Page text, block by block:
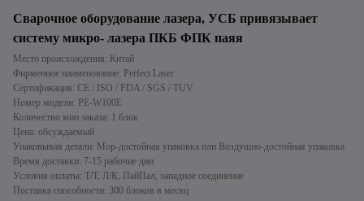
Сварочное оборудование лазера, УСБ привязывает
систему микро- лазера ПКБ ФПК паяя
Место происхождения: Китай
Фирменное наименование: Perfect Laser
Сертификация: CE / ISO / FDA / SGS / TUV
Номер модели: PE-W100E
Количество мин заказа: 1 блок
Цена: обсуждаемый
Упаковывая детали: Мор-достойная упаковка или Воздушно-достойная упаковка
Время доставки: 7-15 рабочие дни
Условия оплаты: Т/Т, Л/К, ПайПал, западное соединение
Поставка способности: 300 блоков в месяц